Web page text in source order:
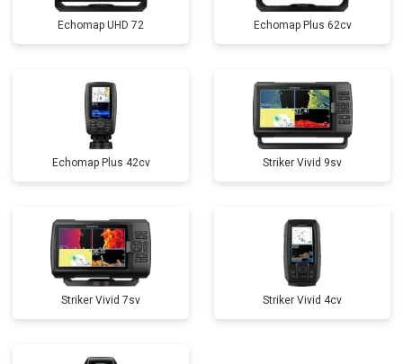
Echomap UHD 72 Echomap Plus 62cv
Echomap Plus 42cv Striker Vivid 9sv
Striker Vivid 7sv Striker Vivid 4cv